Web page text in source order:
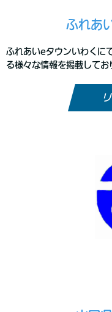
ふれあ
ふれあいeタウンいわくに
る様々な情報を掲載してお